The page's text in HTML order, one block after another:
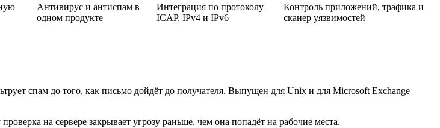
Антивирус и антиспам в
одном продукте
Интеграция по протоколу
ICAP, IPv4 и IPv6
Контроль приложений, трафика и
сканер уязвимостей
спам до того, как письмо дойдёт до получателя. Выпущен для Unix и для Microsoft Exchange
на сервере закрывает угрозу раньше, чем она попадёт на рабочие места.